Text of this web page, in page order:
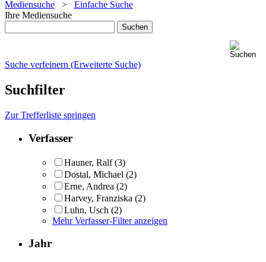
Mediensuche > Einfache Suche
Ihre Mediensuche
Suche verfeinern (Erweiterte Suche)
Suchfilter
Zur Trefferliste springen
Verfasser
Hauner, Ralf (3)
Dostal, Michael (2)
Erne, Andrea (2)
Harvey, Franziska (2)
Luhn, Usch (2)
Mehr Verfasser-Filter anzeigen
Jahr